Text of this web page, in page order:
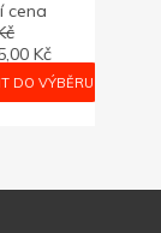
Kč
VÝBĚRU